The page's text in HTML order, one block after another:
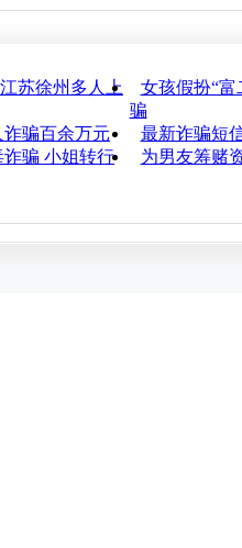
苏徐州多人上
女孩假扮“富
骗
骗百余万元
最新诈骗短
骗 小姐转行
为男友筹赌